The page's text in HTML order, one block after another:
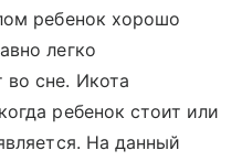
ребенок хорошо
легко
во сне. Икота
ребенок стоит или
На данный